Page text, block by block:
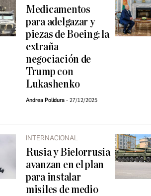
Medicamentos
para adelgazar y
piezas de Boeing: la
extraña
negociación de
Trump con
Lukashenko
Andrea Polidura 27/12/2025
INTERNACIONAL
Rusia y Bielorrusia
avanzan en el plan
para instalar
misiles de medio